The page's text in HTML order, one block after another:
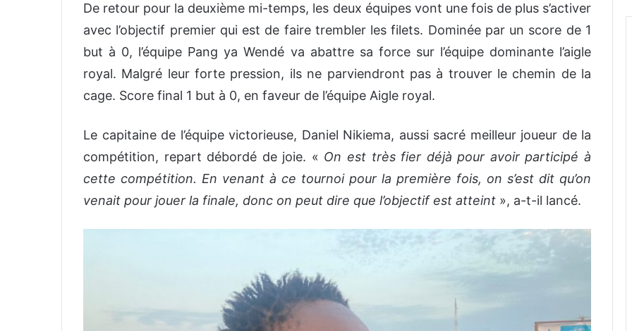
De retour pour la deuxième mi-temps, les deux équipes vont une fois de plus s’activer
avec l’objectif premier qui est de faire trembler les filets. Dominée par un score de 1
but à 0, l’équipe Pang ya Wendé va abattre sa force sur l’équipe dominante l’aigle
royal. Malgré leur forte pression, ils ne parviendront pas à trouver le chemin de la
cage. Score final 1 but à 0, en faveur de l’équipe Aigle royal.
Le capitaine de l’équipe victorieuse, Daniel Nikiema, aussi sacré meilleur joueur de la
compétition, repart débordé de joie. « On est très fier déjà pour avoir participé à
cette compétition. En venant à ce tournoi pour la première fois, on s’est dit qu’on
venait pour jouer la finale, donc on peut dire que l’objectif est atteint », a-t-il lancé.